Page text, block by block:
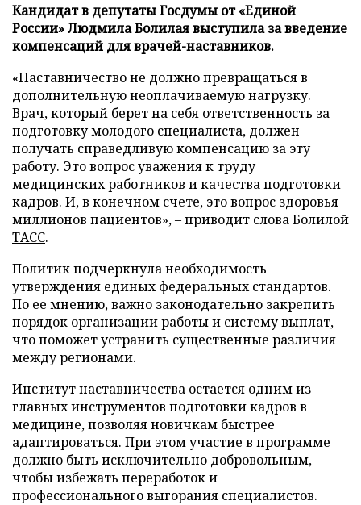
Кандидат в депутаты Госдумы от «Единой
России» Людмила Болилая выступила за введение
компенсаций для врачей-наставников.
«Наставничество не должно превращаться в
дополнительную неоплачиваемую нагрузку.
Врач, который берет на себя ответственность за
подготовку молодого специалиста, должен
получать справедливую компенсацию за эту
работу. Это вопрос уважения к труду
медицинских работников и качества подготовки
кадров. И, в конечном счете, это вопрос здоровья
миллионов пациентов», – приводит слова Болилой
ТАСС.
Политик подчеркнула необходимость
утверждения единых федеральных стандартов.
По ее мнению, важно законодательно закрепить
порядок организации работы и систему выплат,
что поможет устранить существенные различия
между регионами.
Институт наставничества остается одним из
главных инструментов подготовки кадров в
медицине, позволяя новичкам быстрее
адаптироваться. При этом участие в программе
должно быть исключительно добровольным,
чтобы избежать переработок и
профессионального выгорания специалистов.